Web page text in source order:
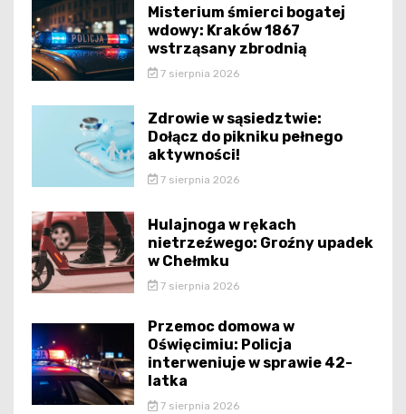
Misterium śmierci bogatej
wdowy: Kraków 1867
wstrząsany zbrodnią
7 sierpnia 2026
Zdrowie w sąsiedztwie:
Dołącz do pikniku pełnego
aktywności!
7 sierpnia 2026
Hulajnoga w rękach
nietrzeźwego: Groźny upadek
w Chełmku
7 sierpnia 2026
Przemoc domowa w
Oświęcimiu: Policja
interweniuje w sprawie 42-
latka
7 sierpnia 2026